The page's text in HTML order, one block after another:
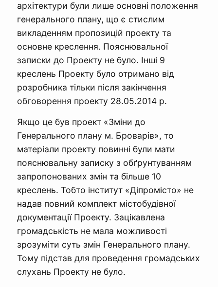
архітектури були лише основні положення
генерального плану, що є стислим
викладенням пропозицій проекту та
основне креслення. Пояснювальної
записки до Проекту не було. Інші 9
креслень Проекту було отримано від
розробника тільки після закінчення
обговорення проекту 28.05.2014 р.
Якщо це був проект «Зміни до
Генерального плану м. Броварів», то
матеріали проекту повинні були мати
пояснювальну записку з обґрунтуванням
запропонованих змін та більше 10
креслень. Тобто інститут «Діпромісто» не
надав повний комплект містобудівної
документації Проекту. Зацікавлена
громадськість не мала можливості
зрозуміти суть змін Генерального плану.
Тому підстав для проведення громадських
слухань Проекту не було.